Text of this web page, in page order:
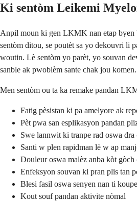
Ki sentòm Leikemi
Anpil moun ki gen LKMK nan etap byen
sentòm ditou, se poutèt sa yo dekouvri li
woutin. Lè sentòm yo parèt, yo souvan
sanble ak pwoblèm sante chak jou komen.
Men sentòm ou ta ka remake pandan
Fatig pèsistan ki pa amelyore ak
Pèt pwa san esplikasyon pandan
Swe lannwit ki tranpe rad oswa dra
Santi w plen rapidman lè w ap
Douleur oswa malèz anba kòt gòch
Enfeksyon souvan ki pran plis tan
Blesi fasil oswa senyen nan ti koupe
Kout souf pandan aktivite nòmal